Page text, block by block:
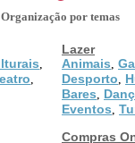
Organização por temas
Lazer
Animais
Desporto
Bares
Eventos
Compras